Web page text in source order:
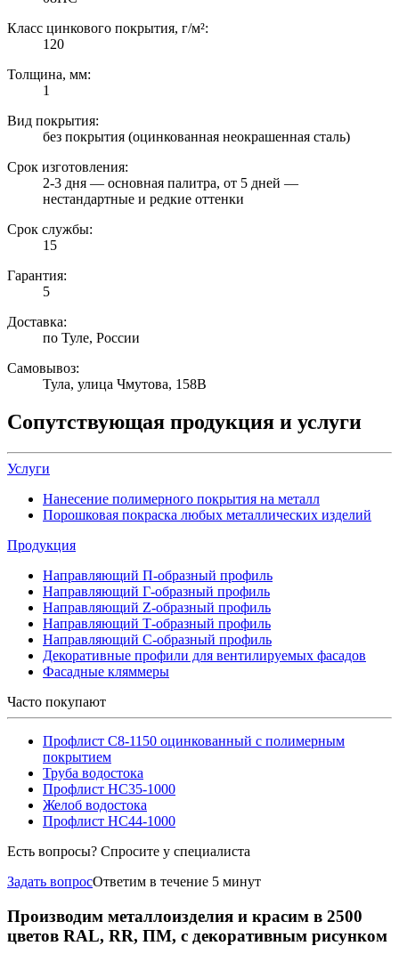
Класс цинкового покрытия, г/м²:
120
Толщина, мм:
1
Вид покрытия:
без покрытия (оцинкованная неокрашенная сталь)
Срок изготовления:
2-3 дня — основная палитра, от 5 дней —
нестандартные и редкие оттенки
Срок службы:
15
Гарантия:
5
Доставка:
по Туле, России
Самовывоз:
Тула, улица Чмутова, 158В
Сопутствующая продукция и услуги
Услуги
Нанесение полимерного покрытия на металл
Порошковая покраска любых металлических изделий
Продукция
Направляющий П-образный профиль
Направляющий Г-образный профиль
Направляющий Z-образный профиль
Направляющий Т-образный профиль
Направляющий С-образный профиль
Декоративные профили для вентилируемых фасадов
Фасадные кляммеры
Часто покупают
Профлист С8-1150 оцинкованный с полимерным
покрытием
Труба водостока
Профлист НС35-1000
Желоб водостока
Профлист НС44-1000
Есть вопросы? Спросите у специалиста
Задать вопросОтветим в течение 5 минут
Производим металлоизделия и красим в 2500
цветов RAL, RR, ПМ, с декоративным рисунком